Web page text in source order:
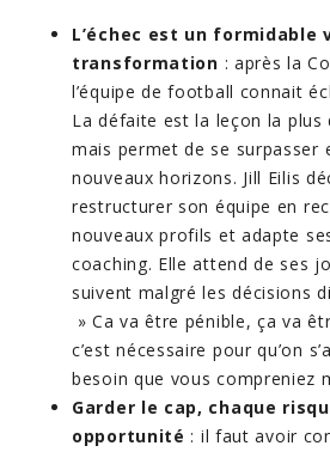
L’échec est un formidable
transformation : après la
l’équipe de football connait
La défaite est la leçon la plus
mais permet de se surpasser
nouveaux horizons. Jill Eilis
restructurer son équipe en
nouveaux profils et adapte
coaching. Elle attend de ses
suivent malgré les décisions
» Ca va être pénible, ça va
c’est nécessaire pour qu’on
besoin que vous compreniez
Garder le cap, chaque
opportunité : il faut avoir